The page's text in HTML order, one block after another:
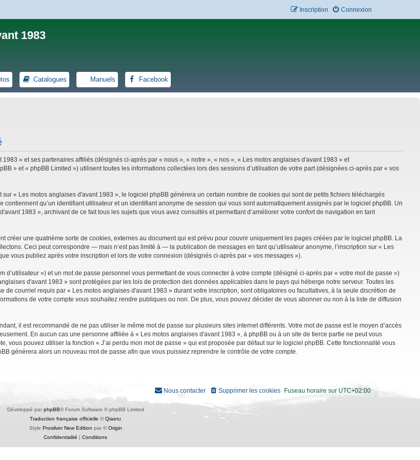
Connexion
Inscription
1983
Catalogues Manuels Facebook
» et ses partenaires affiliés (désignés ci-après par « nous », « notre », « nos », « Les motos anglaises d'avant 1983 » et
» et « phpBB Limited ») utilisent toutes les informations collectées lors des sessions d’utilisation de votre part (désignées ci-après par « vos
« Les motos anglaises d'avant 1983 », le logiciel phpBB génèrera un certain nombre de cookies qui sont de petits fichiers téléchargés
qu’un identifiant utilisateur et un identifiant anonyme de session qui vous sont automatiquement assignés par le logiciel phpBB. Un
1983 », archivant de ce fait tous les sujets que vous avez consultés et permettant d’améliorer votre confort de navigation en tant
créer une quatrième sorte de cookies, externes au document qui est prévu pour couvrir uniquement les pages créées par le logiciel phpBB. La
Ceci peut correspondre — mais n’est pas limité à — la publication de messages en tant qu’utilisateur anonyme, l’inscription sur « Les
vous publiez après votre inscription et lors de votre connexion (désignés ci-après par « vos messages »).
») et un mot de passe personnel vous permettant de vous connecter à votre compte (désigné ci-après par « votre mot de passe »)
d'avant 1983 » sont protégées par les lois de protection des données applicables dans le pays qui héberge notre serveur. Toutes les
de courriel requis par « Les motos anglaises d'avant 1983 » durant votre inscription, sont obligatoires ou facultatives, à la seule discrétion de
de votre compte vous souhaitez rendre publiques ou non. De plus, vous pouvez décider de vous abonner ou non à la liste de diffusion
il est recommandé de ne pas utiliser le même mot de passe sur plusieurs sites internet différents. Votre mot de passe est le moyen d’accès
En aucun cas une personne affiliée à « Les motos anglaises d'avant 1983 », à phpBB ou à un site de tierce partie ne peut vous
vous pouvez utiliser la fonction « J’ai perdu mon mot de passe » qui est proposée par défaut sur le logiciel phpBB. Cette fonctionnalité vous
générera alors un nouveau mot de passe afin que vous puissiez reprendre le contrôle de votre compte.
Fuseau horaire sur UTC+02:00
Supprimer les cookies
Nous contacter
Développé par phpBB® Forum Software © phpBB Limited
Traduction française officielle ©Qiaeru
Style Prosilver New Edition par ©Origin
Confidentialité
Conditions